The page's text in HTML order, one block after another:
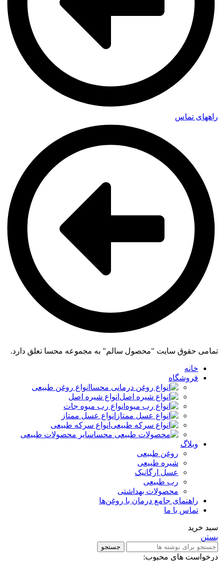
راههای تماس
تمامی حقوق سایت "محصول سالم" به مجموعه محسا تعلق دارد.
خانه
فروشگاه
انواع روغن طبیعی
انواع شیره اصل
انواع رب میوه جات
انواع عسل ممتاز
انواع سرکه طبیعی
سایر محصولات طبیعی
وبلاگ
روغن طبیعی
شیره طبیعی
عسل ارگانیک
رب طبیعی
محصولات بهداشتی
راهنمای جامع درمان با روغن‌ها
تماس با ما
سبد خرید
بستن
جستجو
درخواست های محبوب: